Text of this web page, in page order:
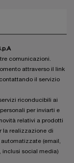
comunicazioni.
attraverso il link
il servizio
riconducibili ai
per inviarti e
relativi a prodotti
la realizzazione di
(email,
inclusi social media)